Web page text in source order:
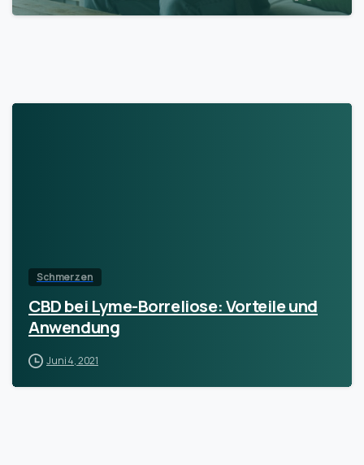
Schmerzen
CBD bei Lyme-Borreliose: Vorteile und
Anwendung
Juni 4, 2021